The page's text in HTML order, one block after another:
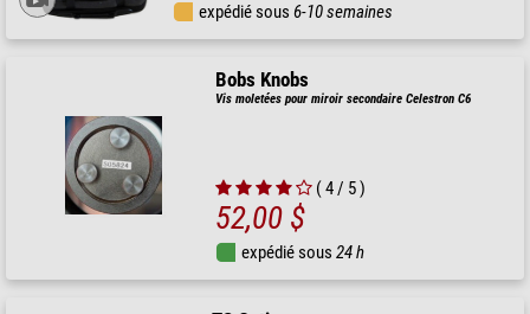
expédié sous 6-10 semaines
Bobs Knobs
Vis moletées pour miroir secondaire Celestron C6
( 4 / 5 )
52,00 $
expédié sous24 h